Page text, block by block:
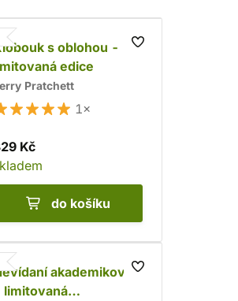
s oblohou -
edice
Pratchett
1×
Kč
do košíku
akademikové
limitovaná